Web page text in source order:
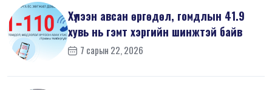
Хүлээн авсан өргөдөл, гомдлын 41.9
хувь нь гэмт хэргийн шинжтэй байв
7 сарын 22, 2026